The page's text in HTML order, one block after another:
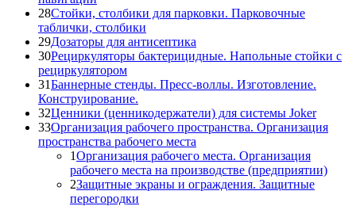
28Стойки, столбики для парковки. Парковочные
таблички, столбики
29Дозаторы для антисептика
30Рециркуляторы бактерицидные. Напольные стойки с
рециркулятором
31Баннерные стенды. Пресс-воллы. Изготовление.
Конструирование.
32Ценники (ценникодержатели) для системы Joker
33Организация рабочего пространства. Организация
пространства рабочего места
1Организация рабочего места. Организация
рабочего места на производстве (предприятии)
2Защитные экраны и ограждения. Защитные
перегородки